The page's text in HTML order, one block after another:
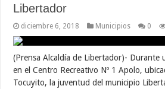
Libertador
diciembre 6, 2018 Municipios 0
(Prensa Alcaldía de Libertador)- Durante
en el Centro Recreativo Nº 1 Apolo,
Tocuyito, la juventud del municipio